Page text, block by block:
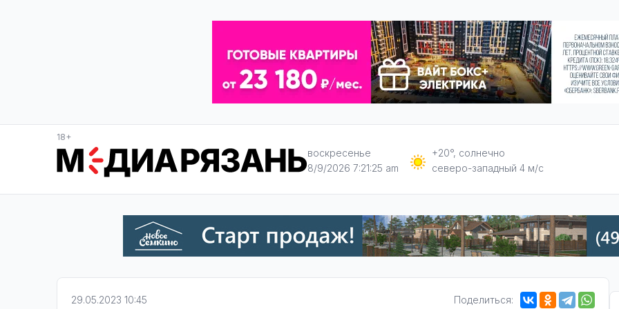
18+
воскресенье
8/9/2026 7:21:26 am
+20°, солнечно
северо-западный 4 м/с
29.05.2023 10:45 Поделиться: